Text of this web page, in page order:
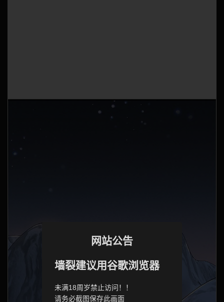
网站公告
墙裂建议用谷歌浏览器
未满18周岁禁止访问！！
请务必截图保存此画面